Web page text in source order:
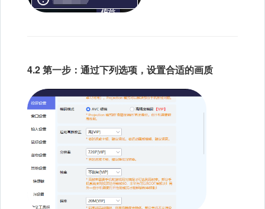
4.2 第一步：通过下列选项，设置合适的画质